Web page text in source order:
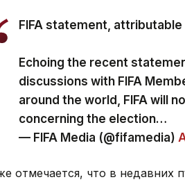
discussions with FIFA
around the world, FIFA will
concerning the election…
— FIFA Media (@fifamedia)
утверждения и